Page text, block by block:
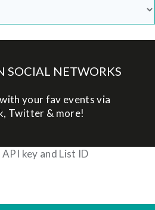
SOCIAL NETWORKS
your fav events via
Twitter & more!
key and List ID